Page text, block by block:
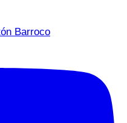
Barroco